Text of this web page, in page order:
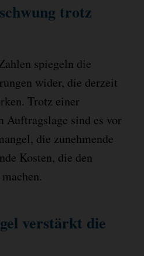
trotz
spiegeln die
wider, die derzeit
Trotz einer
Auftragslage sind es vor
die zunehmende
Kosten, die den
verstärkt die